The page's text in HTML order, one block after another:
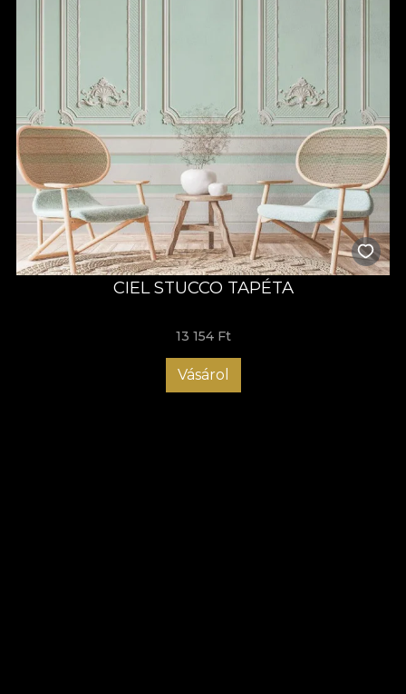
camerei. Așadar, transformă-ți baia cu ușurință într-un loc care
să te încânte și să îți ofere, zi de zi, o stare de bine.
Alege un tapet pentru baie
rezistent la apă
Tapetele pentru baie sunt concepute pentru a rezista în
condiții de umiditate ridicată și îți oferă garanția, că își păstrează
aspectul impecabil pe termen lung. Poți șterge cu ușurință
suprafețele, iar culorile rămân la fel de vii, fără să fie afectate de
abur sau stropi de apă. Pe lângă funcționalitate, vei descoperi și
o varietate de stiluri și pattern-uri, de la modele abstracte și
geometrice, până la imprimeuri inspirate din natură. În acest fel,
îți poți crea un ambient relaxant, modern sau extravagant, în
funcție de ceea ce îți dorești. Mai mult decât atât, ai
posibilitatea să comanzi un tapet personalizat, care să îmbine
culorile și formele exact așa cum îți dorești. Spre deosebire de
nevoia unei schimbări, fără a fi necesare proceduri anevoioase.
Comandă chiar acum tapetul rezistent la apă și oferă băii tale o
CIEL STUCCO TAPÉTA
13 154 Ft
Vásárol